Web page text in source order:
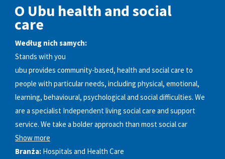
O Ubu health and social
care
Według nich samych:
Stands with you
ubu provides community-based, health and social care to
people with particular needs, including physical, emotional,
learning, behavioural, psychological and social difficulties. We
are a specialist Independent living social care and support
service. We take a bolder approach than most social car
Show more
Branża: Hospitals and Health Care